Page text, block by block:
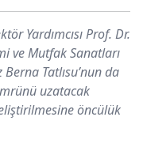
Yardımcısı Prof. Dr.
ve Mutfak Sanatları
Tatlısu’nun da
uzatacak
öncülük